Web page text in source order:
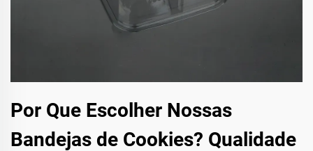
Por Que Escolher Nossas
Bandejas de Cookies? Qualidade